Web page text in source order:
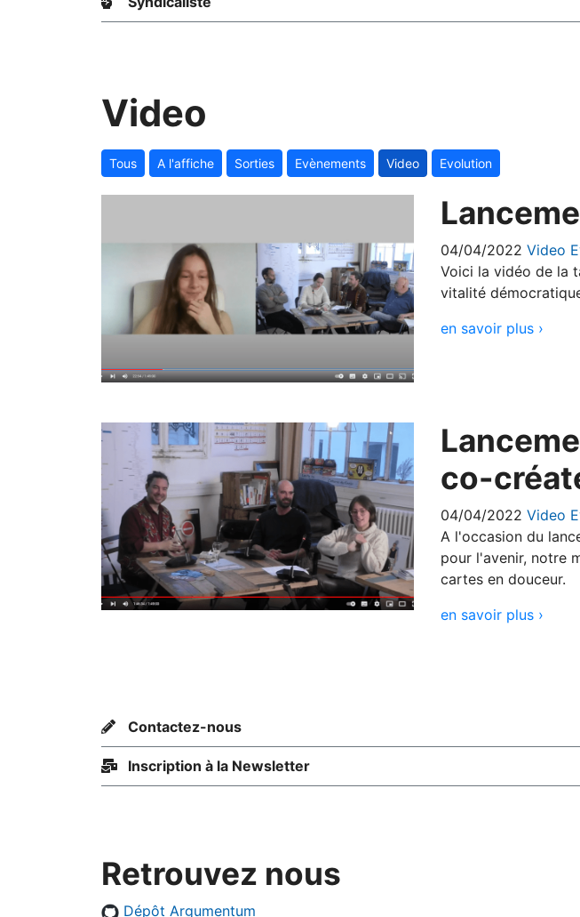
Video
Tous A l'affiche Sorties Evènements Video Evolution
04/04/2022 Video
Voici la vidéo de la
vitalité
en savoir plus ›
co-
04/04/2022 Video
A l'occasion du
pour l'avenir, notre
cartes en douceur.
en savoir plus ›
Contactez-nous
Inscription à la Newsletter
Retrouvez nous
Dépôt Argumentum